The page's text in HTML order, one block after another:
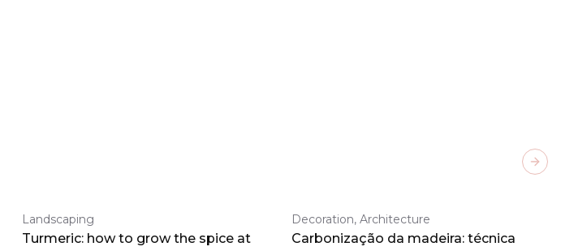
Landscaping
Turmeric: how to grow the spice at
Decoration, Architecture
Carbonização da madeira: técnica